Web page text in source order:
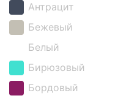
Антрацит
Бежевый
Белый
Бирюзовый
Бордовый